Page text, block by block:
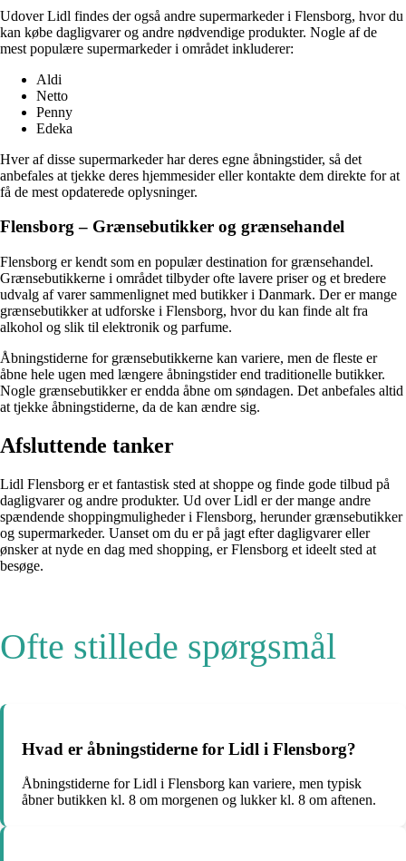
Udover Lidl findes der også andre supermarkeder i Flensborg, hvor du
kan købe dagligvarer og andre nødvendige produkter. Nogle af de
mest populære supermarkeder i området inkluderer:
Aldi
Netto
Penny
Edeka
Hver af disse supermarkeder har deres egne åbningstider, så det
anbefales at tjekke deres hjemmesider eller kontakte dem direkte for at
få de mest opdaterede oplysninger.
Flensborg – Grænsebutikker og grænsehandel
Flensborg er kendt som en populær destination for grænsehandel.
Grænsebutikkerne i området tilbyder ofte lavere priser og et bredere
udvalg af varer sammenlignet med butikker i Danmark. Der er mange
grænsebutikker at udforske i Flensborg, hvor du kan finde alt fra
alkohol og slik til elektronik og parfume.
Åbningstiderne for grænsebutikkerne kan variere, men de fleste er
åbne hele ugen med længere åbningstider end traditionelle butikker.
Nogle grænsebutikker er endda åbne om søndagen. Det anbefales altid
at tjekke åbningstiderne, da de kan ændre sig.
Afsluttende tanker
Lidl Flensborg er et fantastisk sted at shoppe og finde gode tilbud på
dagligvarer og andre produkter. Ud over Lidl er der mange andre
spændende shoppingmuligheder i Flensborg, herunder grænsebutikker
og supermarkeder. Uanset om du er på jagt efter dagligvarer eller
ønsker at nyde en dag med shopping, er Flensborg et ideelt sted at
besøge.
Ofte stillede spørgsmål
Hvad er åbningstiderne for Lidl i Flensborg?
Åbningstiderne for Lidl i Flensborg kan variere, men typisk
åbner butikken kl. 8 om morgenen og lukker kl. 8 om aftenen.